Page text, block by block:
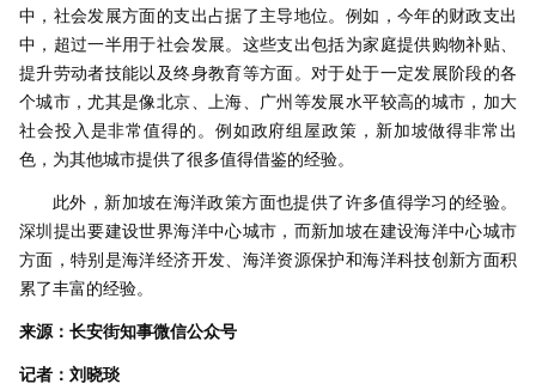
中，社会发展方面的支出占据了主导地位。例如，今年的财政支出
中，超过一半用于社会发展。这些支出包括为家庭提供购物补贴、
提升劳动者技能以及终身教育等方面。对于处于一定发展阶段的各
个城市，尤其是像北京、上海、广州等发展水平较高的城市，加大
社会投入是非常值得的。例如政府组屋政策，新加坡做得非常出
色，为其他城市提供了很多值得借鉴的经验。
此外，新加坡在海洋政策方面也提供了许多值得学习的经验。
深圳提出要建设世界海洋中心城市，而新加坡在建设海洋中心城市
方面，特别是海洋经济开发、海洋资源保护和海洋科技创新方面积
累了丰富的经验。
来源：长安街知事微信公众号
记者：刘晓琰